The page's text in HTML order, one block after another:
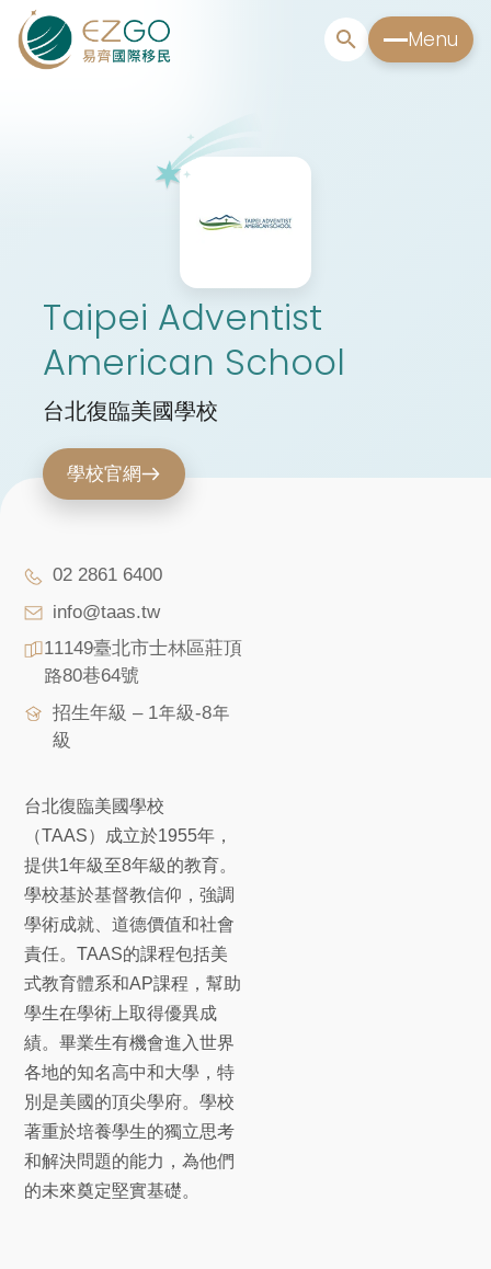
Menu
Taipei Adventist
American School
台北復臨美國學校
學校官網
02 2861 6400
info@taas.tw
11149臺北市士林區莊頂
路80巷64號
招生年級 – 1年級-8年
級
台北復臨美國學校
（TAAS）成立於1955年，
提供1年級至8年級的教育。
學校基於基督教信仰，強調
學術成就、道德價值和社會
責任。TAAS的課程包括美
式教育體系和AP課程，幫助
學生在學術上取得優異成
績。畢業生有機會進入世界
各地的知名高中和大學，特
別是美國的頂尖學府。學校
著重於培養學生的獨立思考
和解決問題的能力，為他們
的未來奠定堅實基礎。